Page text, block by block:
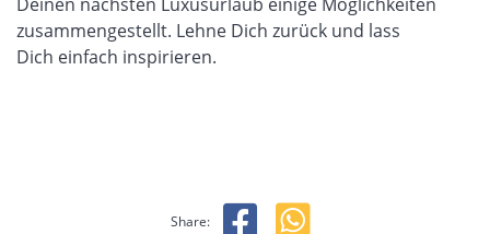
zusammengestellt. Lehne Dich zurück und lass
Dich einfach inspirieren.
Share: